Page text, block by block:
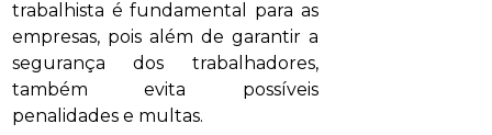
trabalhista é fundamental para as
empresas, pois além de garantir a
segurança dos trabalhadores,
também evita possíveis
penalidades e multas.